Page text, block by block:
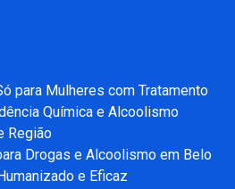
para Mulheres com Tratamento
Química e Alcoolismo
Região
Drogas e Alcoolismo em Belo
e Eficaz